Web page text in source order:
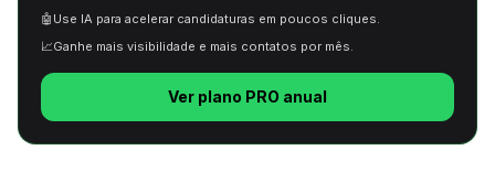
🤖 Use IA para acelerar candidaturas em poucos cliques.
📈Ganhe mais visibilidade e mais contatos por mês.
Ver plano PRO anual